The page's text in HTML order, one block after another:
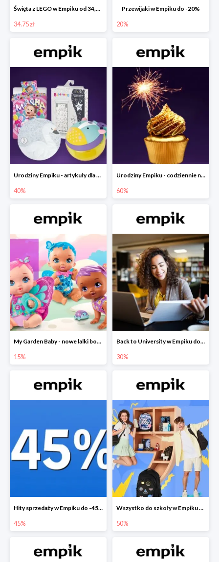
Święta z LEGO w Empiku od 34,75 zł
34.75 zł
Przewijaki w Empiku do -20%
20%
Urodziny Empiku - artykuły dla mamy i dziecka do -40%
40%
Urodziny Empiku - codziennie nowe okazje nawet do -60%
60%
My Garden Baby - nowe lalki bobaski w Empiku do -15%
15%
Back to University w Empiku do -30%
30%
Hity sprzedaży w Empiku do -45%
45%
Wszystko do szkoły w Empiku do -50%
50%